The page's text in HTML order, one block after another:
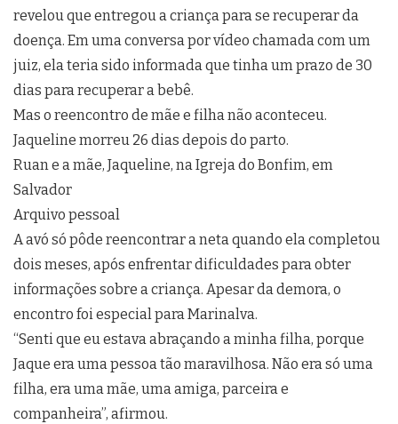
revelou que entregou a criança para se recuperar da
doença. Em uma conversa por vídeo chamada com um
juiz, ela teria sido informada que tinha um prazo de 30
dias para recuperar a bebê.
Mas o reencontro de mãe e filha não aconteceu.
Jaqueline morreu 26 dias depois do parto.
Ruan e a mãe, Jaqueline, na Igreja do Bonfim, em
Salvador
Arquivo pessoal
A avó só pôde reencontrar a neta quando ela completou
dois meses, após enfrentar dificuldades para obter
informações sobre a criança. Apesar da demora, o
encontro foi especial para Marinalva.
“Senti que eu estava abraçando a minha filha, porque
Jaque era uma pessoa tão maravilhosa. Não era só uma
filha, era uma mãe, uma amiga, parceira e
companheira”, afirmou.